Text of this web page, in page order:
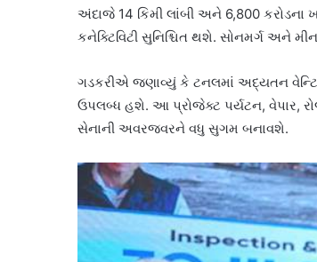
અંદાજે 14 કિમી લાંબી અને 6,800 કરોડના
કનેક્ટિવિટી સુનિશ્ચિત થશે. સોનમર્ગ અને
ગડકરીએ જણાવ્યું કે ટનલમાં અદ્યતન
ઉપલબ્ધ હશે. આ પ્રોજેક્ટ પર્યટન, વેપાર,
સેનાની અવરજવરને વધુ સુગમ બનાવશે.